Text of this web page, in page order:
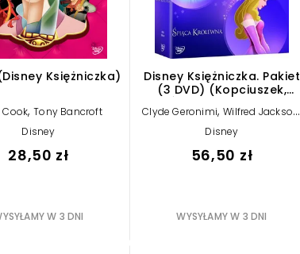
Księżniczka)
Cook,Tony Bancroft
Disney
28,50 zł
W 3 DNI
Disney Księżniczka. Pakiet
(3 DVD) (Kopciuszek,
Królewna Śnieżka i siedmiu
krasnoludków)
Clyde Geronimi,Wilfred Jackson
Hamilton LuskeDisney
56,50 zł
WYSYŁAMY W 3 DNI